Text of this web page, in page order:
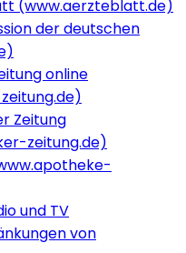
(www.aerzteblatt.de)
der deutschen
online
Zeitung
zeitung.de)
und TV
von